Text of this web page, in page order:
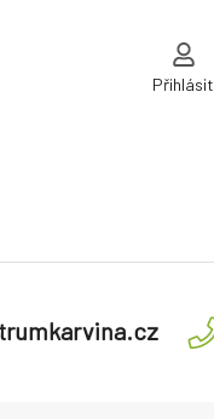
Přihlásit